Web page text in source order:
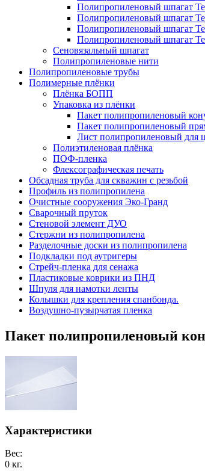
Полипропиленовый шпагат
Полипропиленовый шпагат
Полипропиленовый шпагат
Полипропиленовый шпагат
Сеновязальный шпагат
Полипропиленовые нити
Полипропиленовые трубы
Полимерные плёнки
Плёнка БОПП
Упаковка из плёнки
Пакет полипропиленовый
Пакет полипропиленовый
Лист полипропиленовый для
Полиэтиленовая плёнка
ПОФ-пленка
Флексографическая печать
Обсадная труба для скважин с резьбой
Профиль из полипропилена
Очистные сооружения Эко-Гранд
Сварочный пруток
Стеновой элемент ДУО
Стержни из полипропилена
Разделочные доски из полипропилена
Подкладки под аутригеры
Cтрейч-пленка для сенажа
Пластиковые коврики из ПНД
Шпуля для намотки ленты
Колышки для крепления спанбонда.
Воздушно-пузырчатая пленка
Пакет полипропиленовый
Характеристики
Вес:
0 кг.